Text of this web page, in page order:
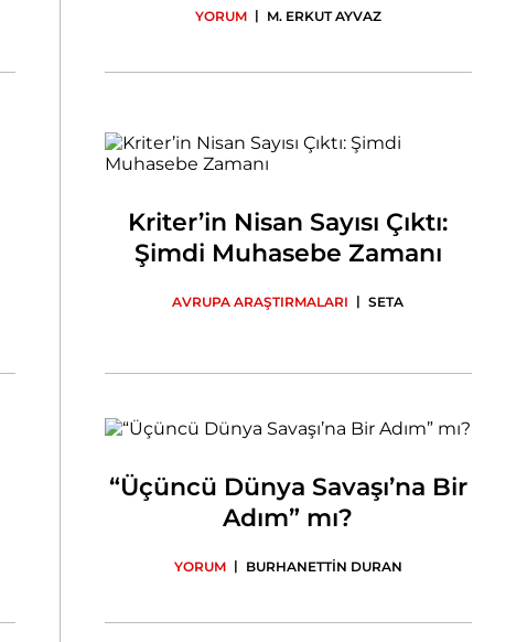
YORUM | M. ERKUT AYVAZ
Kriter’in Nisan Sayısı Çıktı:
Şimdi Muhasebe Zamanı
AVRUPA ARAŞTIRMALARI | SETA
“Üçüncü Dünya Savaşı’na Bir
Adım” mı?
YORUM | BURHANETTİN DURAN